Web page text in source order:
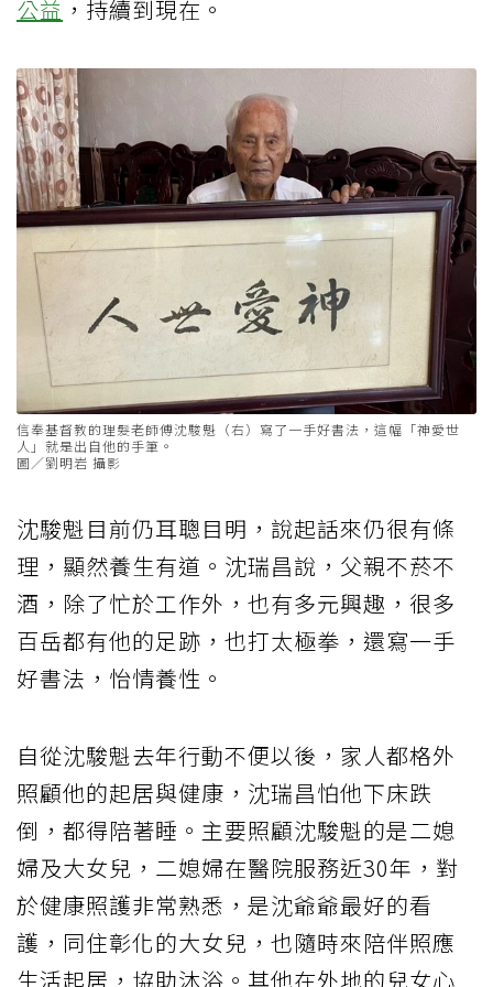
公益 ，持續到現在。
信奉基督教的理髮老師傅沈駿魁（右）寫了一手好書法，這幅「神愛世
人」就是出自他的手筆。
圖／劉明岩 攝影
沈駿魁目前仍耳聰目明，說起話來仍很有條
理，顯然養生有道。沈瑞昌說，父親不菸不
酒，除了忙於工作外，也有多元興趣，很多
百岳都有他的足跡，也打太極拳，還寫一手
好書法，怡情養性。
自從沈駿魁去年行動不便以後，家人都格外
照顧他的起居與健康，沈瑞昌怕他下床跌
倒，都得陪著睡。主要照顧沈駿魁的是二媳
婦及大女兒，二媳婦在醫院服務近30年，對
於健康照護非常熟悉，是沈爺爺最好的看
護，同住彰化的大女兒，也隨時來陪伴照應
生活起居，協助沐浴。其他在外地的兒女心